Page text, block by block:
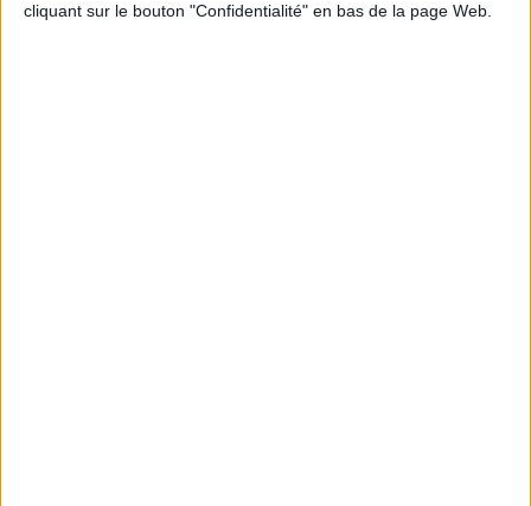
cliquant sur le bouton "Confidentialité" en bas de la page Web.